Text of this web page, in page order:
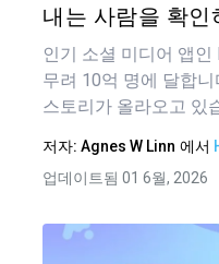
내는 사람을 확인
인기 소셜 미디어 앱
무려 10억 명에 달합
스토리가 올라오고 있
저자: Agnes W Linn 에서
업데이트됨 01 6월, 2026